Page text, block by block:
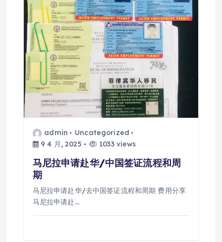
admin
Uncategorized
9 4 月, 2025
1033 views
马尼拉申请赴华/中国签证流程和周
期
马尼拉申请赴华/去中国签证流程和周期 费用分享
马尼拉申请赴…